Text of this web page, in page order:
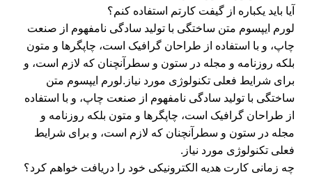
آیا باید یکباره از گیفت کارتم استفاده کنم؟
لورم ایپسوم متن ساختگی با تولید سادگی نامفهوم از صنعت
چاپ، و با استفاده از طراحان گرافیک است، چاپگرها و متون
بلکه روزنامه و مجله در ستون و سطرآنچنان که لازم است، و
برای شرایط فعلی تکنولوژی مورد نیاز.لورم ایپسوم متن
ساختگی با تولید سادگی نامفهوم از صنعت چاپ، و با استفاده
از طراحان گرافیک است، چاپگرها و متون بلکه روزنامه و
مجله در ستون و سطرآنچنان که لازم است، و برای شرایط
فعلی تکنولوژی مورد نیاز.
چه زمانی کارت هدیه الکترونیکی خود را دریافت خواهم کرد؟